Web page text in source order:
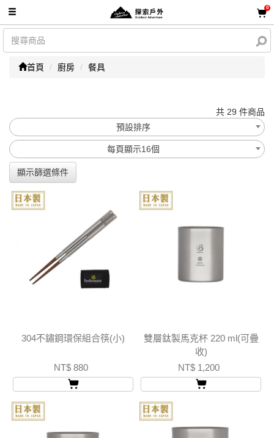
0
首頁 廚房 餐具
共 29 件商品
預設排序
每頁顯示16個
顯示篩選條件
304不鏽鋼環保組合筷(小)
NT$ 880
雙層鈦製馬克杯 220 ml(可疊
收)
NT$ 1,200